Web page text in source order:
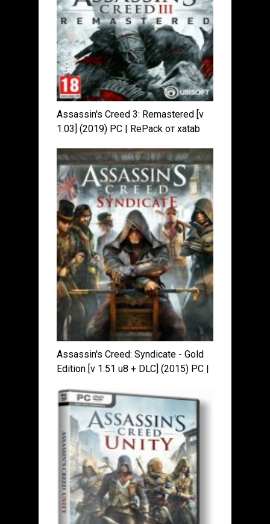
Assassin's Creed 3: Remastered [v
1.03] (2019) PC | RePack от xatab
Assassin's Creed: Syndicate - Gold
Edition [v 1.51 u8 + DLC] (2015) PC |